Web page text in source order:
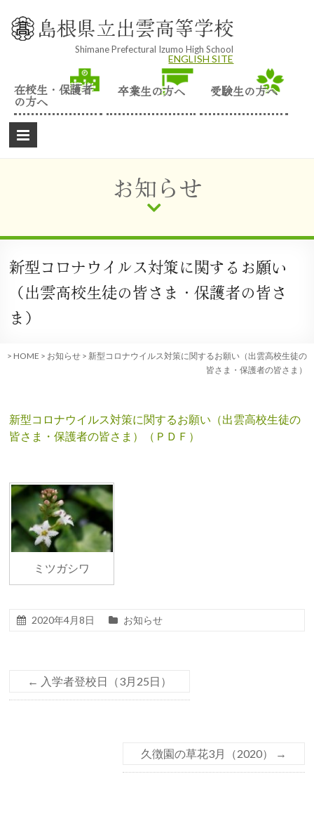
content 島根県立出雲高等学校
Shimane Prefectural Izumo High School
ENGLISH SITE
在校生・保護者
の方へ
卒業生の方へ 受験生の方へ
お知らせ
新型コロナウイルス対策に関するお願い
（出雲高校生徒の皆さま・保護者の皆さ
ま）
> HOME > お知らせ > 新型コロナウイルス対策に関するお願い（出雲高校生徒の
皆さま・保護者の皆さま）
新型コロナウイルス対策に関するお願い（出雲高校生徒の
皆さま・保護者の皆さま）（ＰＤＦ）
ミツガシワ
2020年4月8日 お知らせ
← 入学者登校日（3月25日）
久徴園の草花3月（2020） →